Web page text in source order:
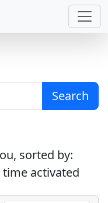
Search
sorted by:
time activated